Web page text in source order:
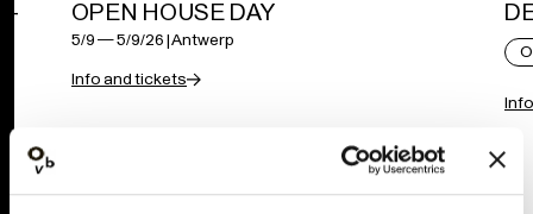
- OPEN HOUSE DAY
5/9— 5/9/26|Antwerp
Info and tickets